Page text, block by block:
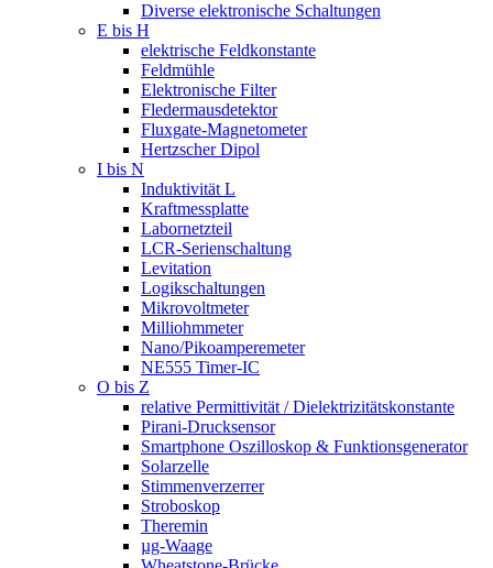
Diverse elektronische Schaltungen
E bis H
elektrische Feldkonstante
Feldmühle
Elektronische Filter
Fledermausdetektor
Fluxgate-Magnetometer
Hertzscher Dipol
I bis N
Induktivität L
Kraftmessplatte
Labornetzteil
LCR-Serienschaltung
Levitation
Logikschaltungen
Mikrovoltmeter
Milliohmmeter
Nano/Pikoamperemeter
NE555 Timer-IC
O bis Z
relative Permittivität / Dielektrizitätskonstante
Pirani-Drucksensor
Smartphone Oszilloskop & Funktionsgenerator
Solarzelle
Stimmenverzerrer
Stroboskop
Theremin
µg-Waage